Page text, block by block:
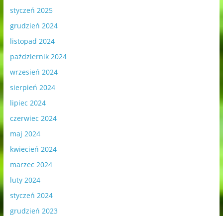
styczeń 2025
grudzień 2024
listopad 2024
październik 2024
wrzesień 2024
sierpień 2024
lipiec 2024
czerwiec 2024
maj 2024
kwiecień 2024
marzec 2024
luty 2024
styczeń 2024
grudzień 2023